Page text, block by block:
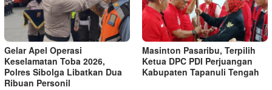
Gelar Apel Operasi
Keselamatan Toba 2026,
Polres Sibolga Libatkan Dua
Ribuan Personil
Masinton Pasaribu, Terpilih
Ketua DPC PDI Perjuangan
Kabupaten Tapanuli Tengah